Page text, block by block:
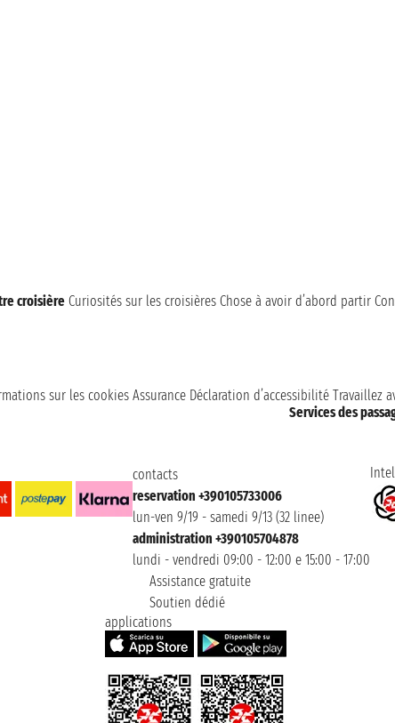
croisière Curiosités sur les croisières Chose à avoir d’abord partir
sur les cookies Assurance Déclaration d’accessibilité Travaillez
Services des
contacts
reservation +390105733006
lun-ven 9/19 - samedi 9/13 (32 linee)
administration +390105704878
lundi - vendredi 09:00 - 12:00 e 15:00 - 17:00
Assistance gratuite
Soutien dédié
applications